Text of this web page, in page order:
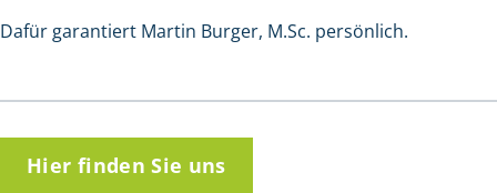
Dafür garantiert Martin Burger, M.Sc. persönlich.
Hier finden Sie uns